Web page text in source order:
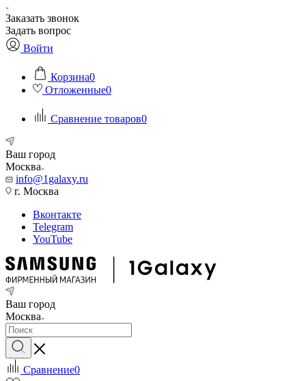
Заказать звонок
Задать вопрос
Войти
Корзина0
Отложенные0
Сравнение товаров0
Ваш город
Москва
info@1galaxy.ru
г. Москва
Вконтакте
Telegram
YouTube
Ваш город
Москва
Сравнение0